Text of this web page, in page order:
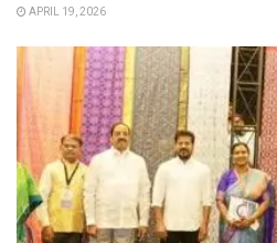
APRIL 19, 2026